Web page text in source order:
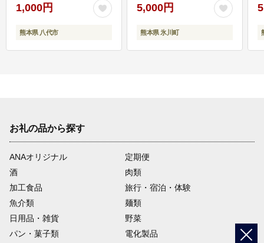
1,000円
熊本県 八代市
5,000円
熊本県 氷川町
お礼の品から探す
ANAオリジナル
定期便
酒
肉類
加工食品
旅行・宿泊・体験
魚介類
麺類
日用品・雑貨
野菜
パン・菓子類
電化製品